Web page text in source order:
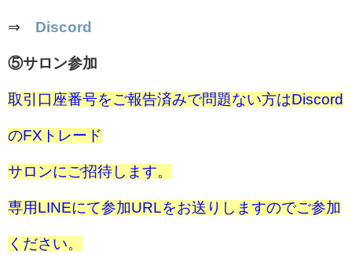
⇒ Discord
⑤サロン参加
取引口座番号をご報告済みで問題ない方はDiscord
のFXトレード
サロンにご招待します。
専用LINEにて参加URLをお送りしますのでご参加
ください。